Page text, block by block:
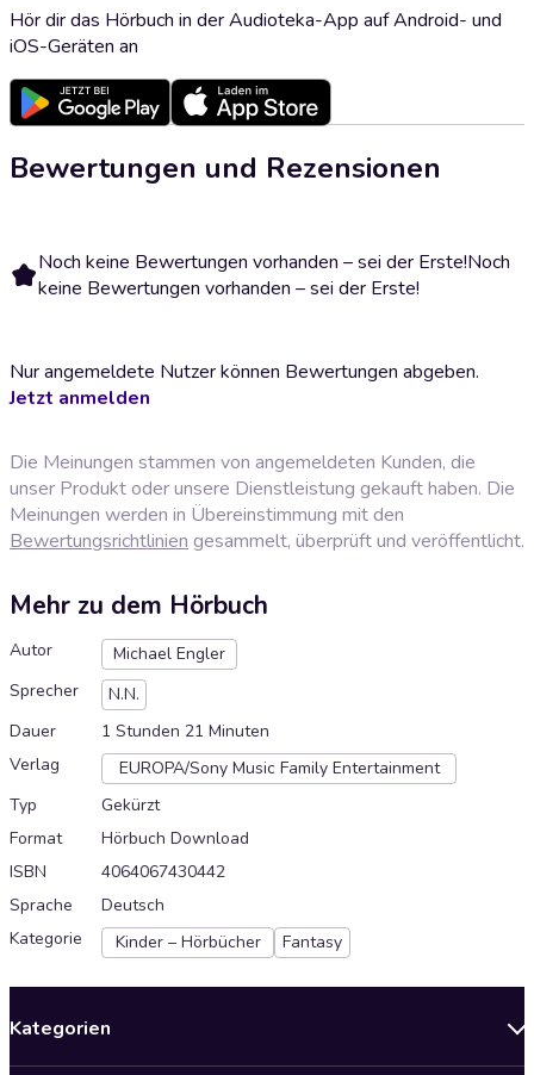
Hör dir das Hörbuch in der Audioteka-App auf Android- und
iOS-Geräten an
Bewertungen und Rezensionen
Noch keine Bewertungen vorhanden – sei der Erste!Noch
keine Bewertungen vorhanden – sei der Erste!
Nur angemeldete Nutzer können Bewertungen abgeben.
Jetzt anmelden
Die Meinungen stammen von angemeldeten Kunden, die
unser Produkt oder unsere Dienstleistung gekauft haben. Die
Meinungen werden in Übereinstimmung mit den
Bewertungsrichtlinien gesammelt, überprüft und veröffentlicht.
Mehr zu dem Hörbuch
Autor
Michael Engler
Sprecher
N.N.
Dauer
1 Stunden 21 Minuten
Verlag
EUROPA/Sony Music Family Entertainment
Typ
Gekürzt
Format
Hörbuch Download
ISBN
4064067430442
Sprache
Deutsch
Kategorie
Kinder – Hörbücher Fantasy
Kategorien